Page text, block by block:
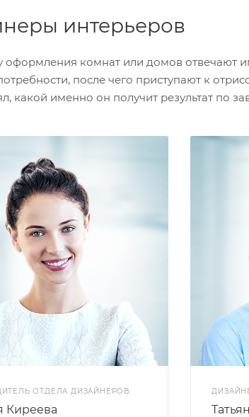
интерьеров
оформления комнат или домов отвечают
после чего приступают к
какой именно он получит результат по
ОТДЕЛА ДИЗАЙНЕРОВ
Киреева